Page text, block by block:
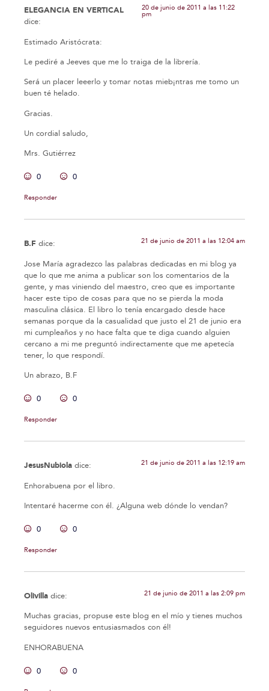
ELEGANCIA EN VERTICAL
dice:
20 de junio de 2011 a las 11:22
pm
Estimado Aristócrata:
Le pediré a Jeeves que me lo traiga de la librería.
Será un placer leeerlo y tomar notas mieb¡ntras me tomo un
buen té helado.
Gracias.
Un cordial saludo,
Mrs. Gutiérrez
0 0
Responder
B.F dice: 21 de junio de 2011 a las 12:04 am
Jose María agradezco las palabras dedicadas en mi blog ya
que lo que me anima a publicar son los comentarios de la
gente, y mas viniendo del maestro, creo que es importante
hacer este tipo de cosas para que no se pierda la moda
masculina clásica. El libro lo tenía encargado desde hace
semanas porque da la casualidad que justo el 21 de junio era
mi cumpleaños y no hace falta que te diga cuando alguien
cercano a mi me preguntó indirectamente que me apetecía
tener, lo que respondí.
Un abrazo, B.F
0 0
Responder
JesusNubiola dice: 21 de junio de 2011 a las 12:19 am
Enhorabuena por el libro.
Intentaré hacerme con él. ¿Alguna web dónde lo vendan?
0 0
Responder
Olivilla dice: 21 de junio de 2011 a las 2:09 pm
Muchas gracias, propuse este blog en el mío y tienes muchos
seguidores nuevos entusiasmados con él!
ENHORABUENA
0 0